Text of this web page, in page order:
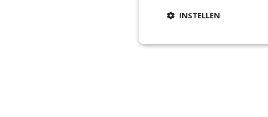
INSTELLEN